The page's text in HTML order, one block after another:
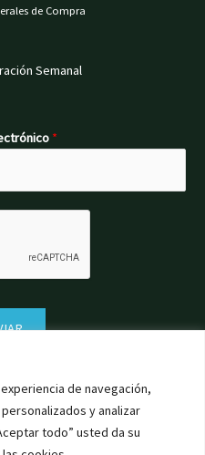
de navegación,
y analizar
todo” usted da su
de Compra
Semanal
*